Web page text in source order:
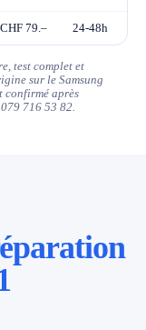
79.– 24-48h
test complet et
sur le Samsung
confirmé après
716 53 82.